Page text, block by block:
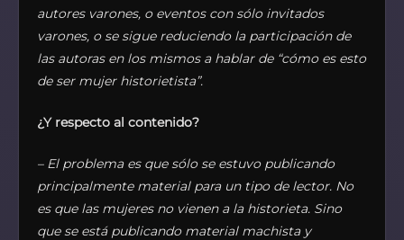
autores varones, o eventos con sólo invitados
varones, o se sigue reduciendo la participación de
las autoras en los mismos a hablar de “cómo es esto
de ser mujer historietista”.
¿Y respecto al contenido?
– El problema es que sólo se estuvo publicando
principalmente material para un tipo de lector. No
es que las mujeres no vienen a la historieta. Sino
que se está publicando material machista y